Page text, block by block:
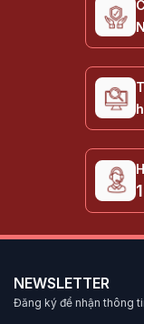
NEWSLETTER
Đăng ký để nhận thông